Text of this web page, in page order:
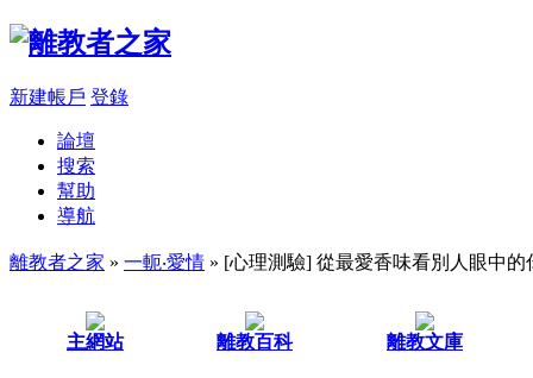
新建帳戶 登錄
論壇
搜索
幫助
導航
離教者之家 » 一軛‧愛情 » [心理測驗] 從最愛香味看別人眼中的
主網站 離教百科 離教文庫